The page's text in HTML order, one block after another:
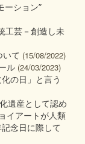
ーション”
工芸－創造し未
て (15/08/2022)
ル (24/03/2023)
の日」と言う
遺産として認め
イアートが人類
念日に際して